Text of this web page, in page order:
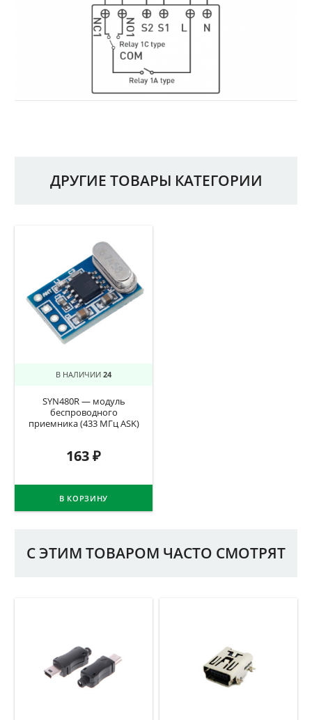
ДРУГИЕ ТОВАРЫ КАТЕГОРИИ
В НАЛИЧИИ 24
SYN480R — модуль
беспроводного
приемника (433 МГц ASK)
163₽
В КОРЗИНУ
С ЭТИМ ТОВАРОМ ЧАСТО СМОТРЯТ